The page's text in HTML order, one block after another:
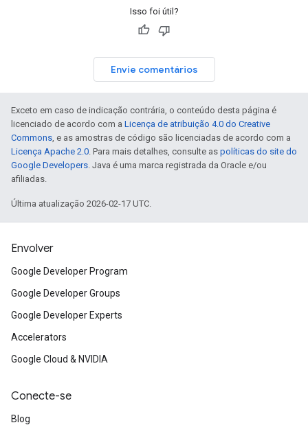
Isso foi útil?
Envie comentários
Exceto em caso de indicação contrária, o conteúdo desta página é
licenciado de acordo com a Licença de atribuição 4.0 do Creative
Commons, e as amostras de código são licenciadas de acordo com a
Licença Apache 2.0. Para mais detalhes, consulte as políticas do site do
Google Developers. Java é uma marca registrada da Oracle e/ou
afiliadas.
Última atualização 2026-02-17 UTC.
Envolver
Google Developer Program
Google Developer Groups
Google Developer Experts
Accelerators
Google Cloud & NVIDIA
Conecte-se
Blog